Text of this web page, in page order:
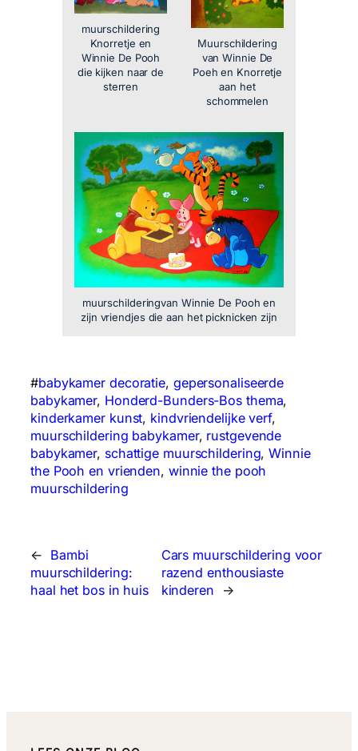
muurschildering
Knorretje en
Winnie De Pooh
die kijken naar de
sterren
Muurschildering
van Winnie De
Poeh en Knorretje
aan het
schommelen
muurschilderingvan Winnie De Pooh en
zijn vriendjes die aan het picknicken zijn
#babykamer decoratie, gepersonaliseerde
babykamer, Honderd-Bunders-Bos thema
kinderkamer kunst, kindvriendelijke verf
muurschildering babykamer, rustgevende
babykamer, schattige muurschildering, Winnie
the Pooh en vrienden, winnie the pooh
muurschildering
← Bambi
muurschildering:
haal het bos in huis
Cars muurschildering voor
razend enthousiaste
kinderen
→